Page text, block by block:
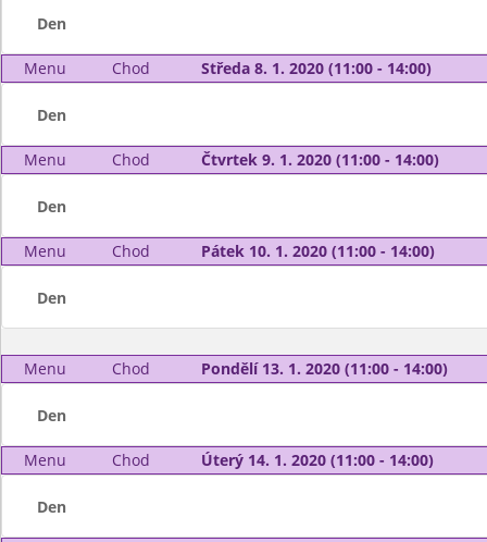
Den
Menu Chod Středa 8. 1. 2020 (11:00 - 14:00)
Den
Menu Chod Čtvrtek 9. 1. 2020 (11:00 - 14:00)
Den
Menu Chod Pátek 10. 1. 2020 (11:00 - 14:00)
Den
Menu Chod Pondělí 13. 1. 2020 (11:00 - 14:00)
Den
Menu Chod Úterý 14. 1. 2020 (11:00 - 14:00)
Den